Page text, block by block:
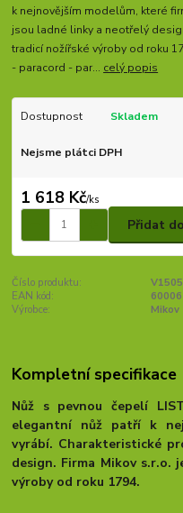
k nejnovějším modelům, které
jsou ladné linky a neotřelý
tradicí nožířské výroby od roku
- paracord - par... celý popis
Dostupnost Skladem
Nejsme plátci DPH
1 618 Kč/ks
Přidat
Číslo produktu:
EAN kód:
60006
Výrobce:
Mikov
Kompletní specifikace
Nůž s pevnou čepelí
elegantní nůž patří k
vyrábí. Charakteristické
design. Firma Mikov s.r.o.
výroby od roku 1794.